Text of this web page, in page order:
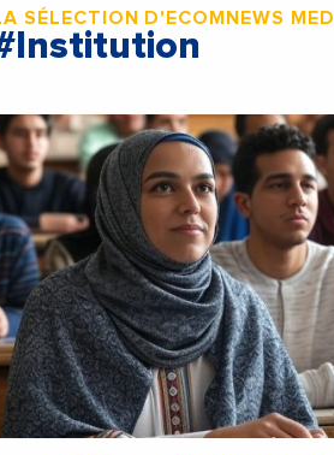
SÉLECTION D'ECOMNEWS MED